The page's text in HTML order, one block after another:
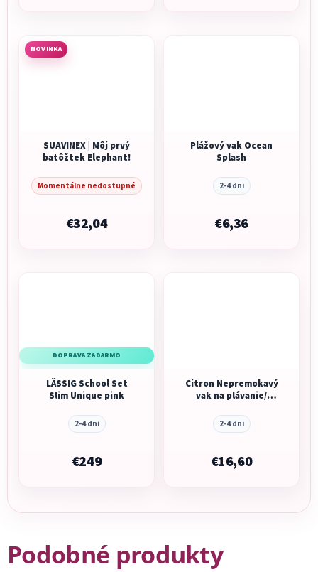
NOVINKA
SUAVINEX | Môj prvý
batôžtek Elephant!
Momentálne nedostupné
€32,04
Plážový vak Ocean
Splash
2-4 dni
€6,36
DOPRAVA ZADARMO
LÄSSIG School Set
Slim Unique pink
2-4 dni
€249
Citron Nepremokavý
vak na plávanie/
2-4 dni
€16,60
Podobné produkty